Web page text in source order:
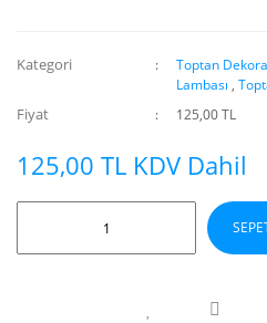
Kategori
Toptan
Lambası ,
Fiyat 125,00 TL
125,00 TL KDV Dahil